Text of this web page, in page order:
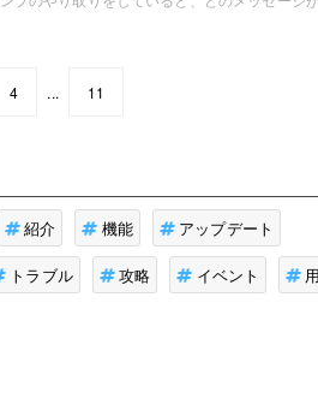
4 ... 11
紹介 機能 アップデート
トラブル 攻略 イベント